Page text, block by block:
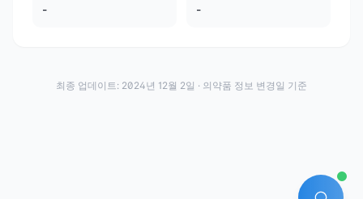
- -
최종 업데이트: 2024년 12월 2일 · 의약품 정보 변경일 기준